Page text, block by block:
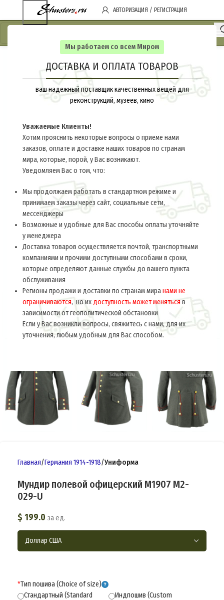
Мы работаем со всем Миром
ДОСТАВКА И ОПЛАТА ТОВАРОВ
ваш надежный поставщик качественных вещей для
реконструкций, музеев, кино
Уважаемые Клиенты!
Хотим прояснить некоторые вопросы о приеме нами
заказов, оплате и доставке наших товаров по странам
мира, которые, порой, у Вас возникают.
Уведомляем Вас о том, что:
Мы продолжаем работать в стандартном режиме и
принимаем заказы через сайт, социальные сети,
мессенджеры
Возможные и удобные для Вас способы оплаты уточняйте
у менеджера
Доставка товаров осуществляется почтой, транспортными
компаниями и прочими доступными способами в сроки,
которые определяют данные службы до вашего пункта
обслуживания
Регионы продажи и доставки по странам миранами не
ограничиваются, но их доступность может меняться в
зависимости от геополитической обстановки
Если у Вас возникли вопросы, свяжитесь с нами, для их
уточнения, любым удобным для Вас способом.
АВТОРИЗАЦИЯ / РЕГИСТРАЦИЯ
Главная Германия 1914-1918 Униформа
Мундир полевой офицерский М1907 M2-
029-U
$ 199.0 за ед.
*Тип пошива (Choice of size)
Стандартный (Standard
Индпошив (Custom